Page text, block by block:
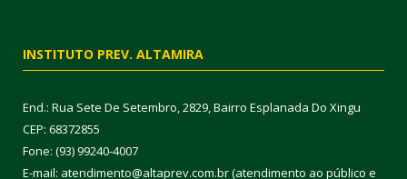
INSTITUTO PREV. ALTAMIRA
End.: Rua Sete De Setembro, 2829, Bairro Esplanada Do Xingu
CEP: 68372855
Fone: (93) 99240-4007
E-mail: atendimento@altaprev.com.br (atendimento ao público e